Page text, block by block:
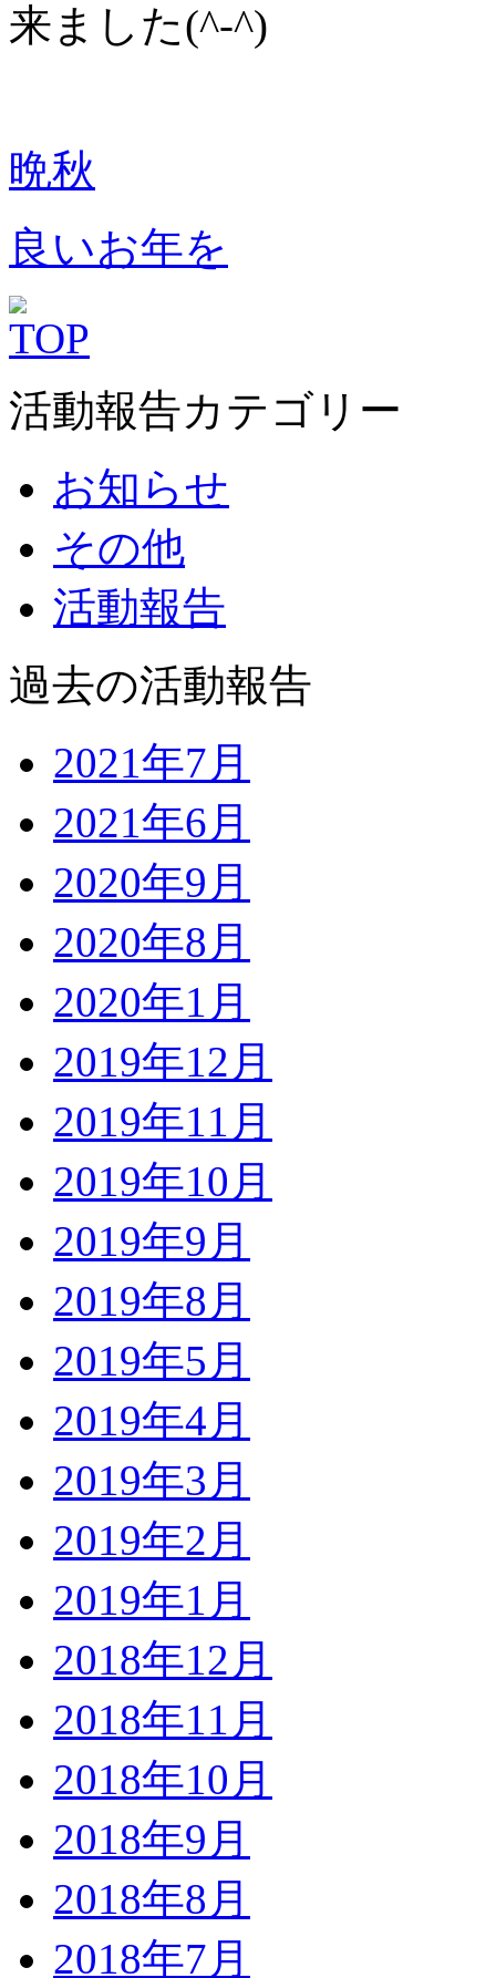
来ました(^-^)
晩秋
良いお年を
活動報告カテゴリー
お知らせ
その他
活動報告
過去の活動報告
2021年7月
2021年6月
2020年9月
2020年8月
2020年1月
2019年12月
2019年11月
2019年10月
2019年9月
2019年8月
2019年5月
2019年4月
2019年3月
2019年2月
2019年1月
2018年12月
2018年11月
2018年10月
2018年9月
2018年8月
2018年7月